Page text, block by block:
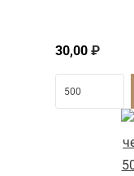
30,00 ₽